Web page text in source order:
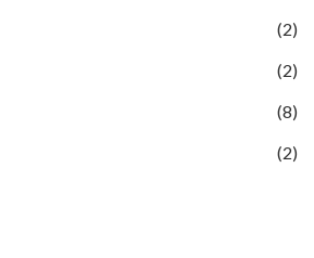
(2)
(2)
(8)
(2)